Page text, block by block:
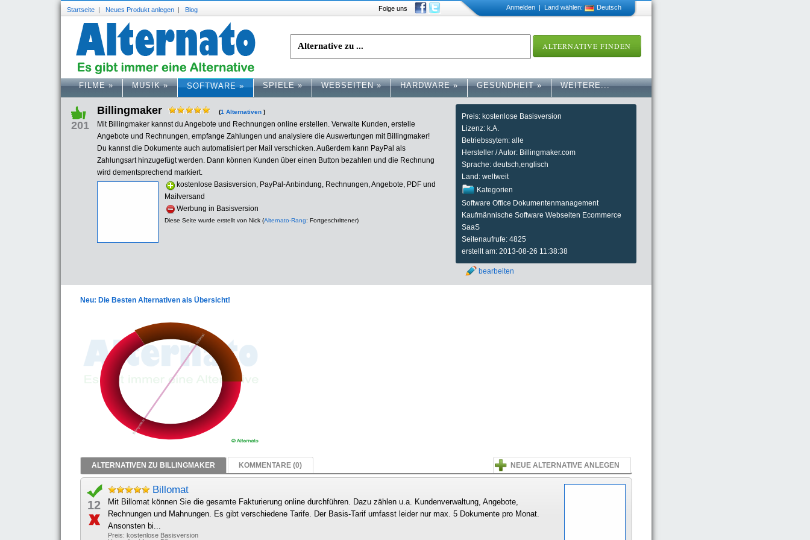
Startseite | Neues Produkt anlegen | Blog Folge uns Anmelden | Land wählen: Deutsch
ALTERNATIVE FINDEN
FILME» MUSIK» SOFTWARE» SPIELE» WEBSEITEN» HARDWARE» GESUNDHEIT» WEITERE...
Preis: kostenlose Basisversion
Lizenz: k.A.
Betriebssytem: alle
Hersteller / Autor: Billingmaker.com
Sprache: deutsch,englisch
Land: weltweit
Kategorien
Software Office Dokumentenmanagement
Kaufmännische Software Webseiten Ecommerce
SaaS
Seitenaufrufe: 4825
erstellt am: 2013-08-26 11:38:38
bearbeiten
201
Billingmaker (1 Alternativen )
Mit Billingmaker kannst du Angebote und Rechnungen online erstellen. Verwalte Kunden, erstelle
Angebote und Rechnungen, empfange Zahlungen und analysiere die Auswertungen mit Billingmaker!
Du kannst die Dokumente auch automatisiert per Mail verschicken. Außerdem kann PayPal als
Zahlungsart hinzugefügt werden. Dann können Kunden über einen Button bezahlen und die Rechnung
wird dementsprechend markiert.
kostenlose Basisversion, PayPal-Anbindung, Rechnungen, Angebote, PDF und
Mailversand
Werbung in Basisversion
Diese Seite wurde erstellt von Nick (Alternato-Rang: Fortgeschrittener)
Neu: Die Besten Alternativen als Übersicht!
ALTERNATIVEN ZU BILLINGMAKER KOMMENTARE (0) NEUE ALTERNATIVE ANLEGEN
12
Billomat
Mit Billomat können Sie die gesamte Fakturierung online durchführen. Dazu zählen u.a. Kundenverwaltung, Angebote,
Rechnungen und Mahnungen. Es gibt verschiedene Tarife. Der Basis-Tarif umfasst leider nur max. 5 Dokumente pro Monat.
Ansonsten bi...
Preis: kostenlose Basisversion